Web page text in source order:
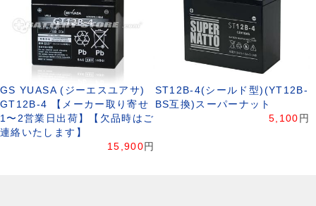
GS YUASA (ジーエスユアサ)
GT12B-4 【メーカー取り寄せ
1〜2営業日出荷】【欠品時はご
連絡いたします】
15,900 円
ST12B-4(シールド型)(YT12B-
BS互換)スーパーナット
5,100 円